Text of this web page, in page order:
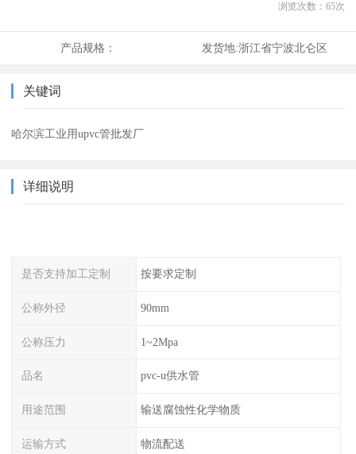
浏览次数： 65次
产品规格： 发货地:浙江省宁波北仑区
关键词
哈尔滨工业用upvc管批发厂
详细说明
是否支持加工定制 按要求定制
公称外径 90mm
公称压力 1~2Mpa
品名 pvc-u供水管
用途范围 输送腐蚀性化学物质
运输方式 物流配送